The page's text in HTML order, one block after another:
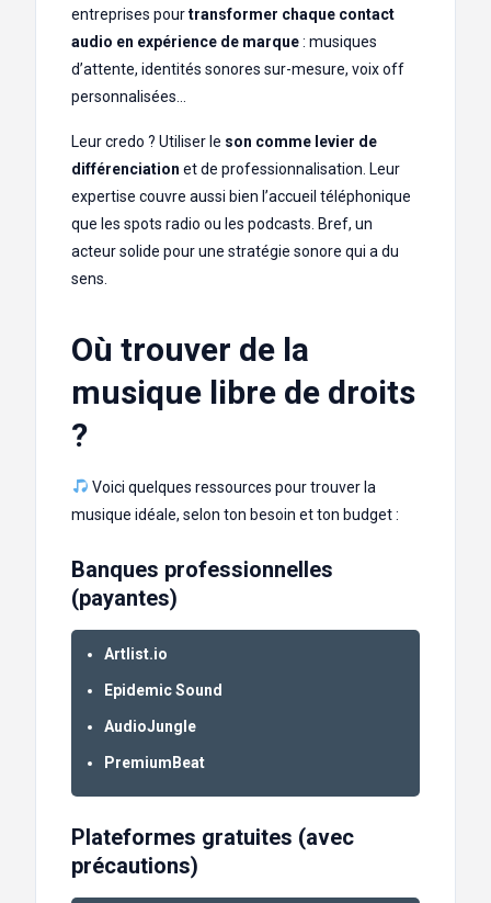
entreprises pourtransformer chaque contact
audio en expérience de marque: musiques
d’attente, identités sonores sur-mesure, voix off
personnalisées…
Leur credo ? Utiliser le son comme levier de
différenciation et de professionnalisation. Leur
expertise couvre aussi bien l’accueil téléphonique
que les spots radio ou les podcasts. Bref, un
acteur solide pour une stratégie sonore qui a du
sens.
Où trouver de la
musique libre de droits
?
Voici quelques ressources pour trouver la
musique idéale, selon ton besoin et ton budget :
Banques professionnelles
(payantes)
Artlist.io
Epidemic Sound
AudioJungle
PremiumBeat
Plateformes gratuites (avec
précautions)